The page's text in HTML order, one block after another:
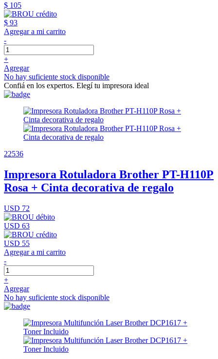
$ 105
$ 93
Agregar a mi carrito
-
+
Agregar
No hay suficiente stock disponible
Confiá en los expertos. Elegí tu impresora ideal
22536
Impresora Rotuladora Brother PT-H110P
Rosa + Cinta decorativa de regalo
USD 72
USD 63
USD 55
Agregar a mi carrito
-
+
Agregar
No hay suficiente stock disponible